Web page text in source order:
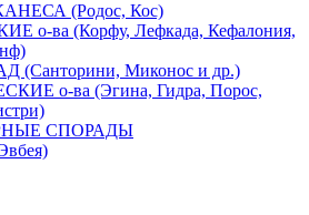
(Родос, Кос)
о-ва (Корфу, Лефкада, Кефалония,
(Санторини, Миконос и др.)
о-ва (Эгина, Гидра, Порос,
СПОРАДЫ